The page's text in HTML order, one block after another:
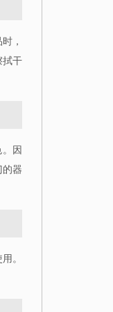
，
拭干
因
的器
。